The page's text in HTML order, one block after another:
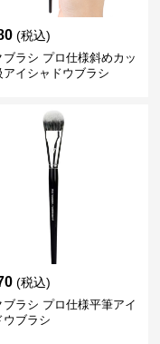
(税込)
ブラシ プロ仕様斜めカッ
アイシャドウブラシ
(税込)
ブラシ プロ仕様平筆アイ
ウブラシ